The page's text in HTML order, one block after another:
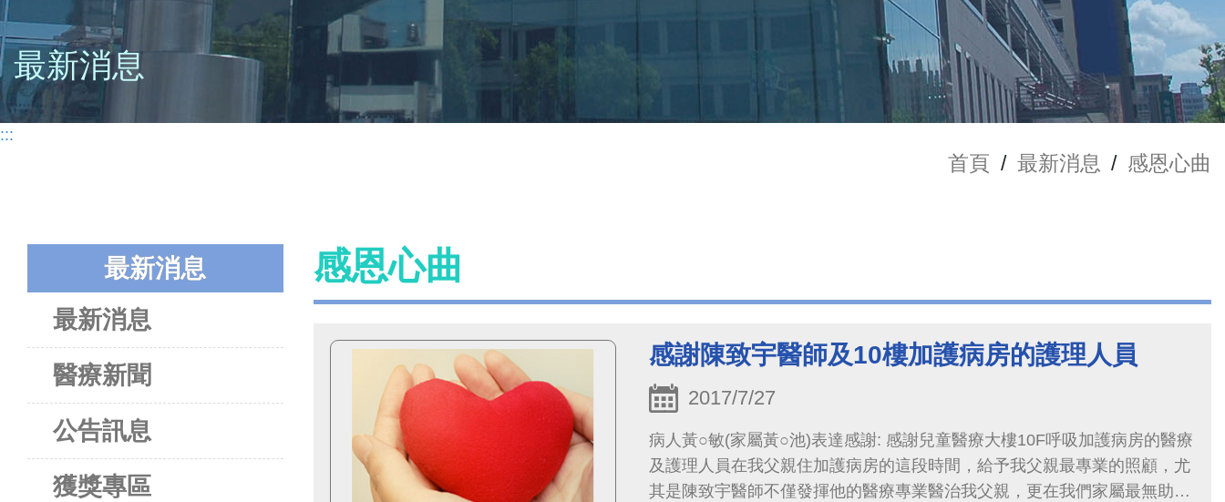
最新消息
:::
首頁 / 最新消息 / 感恩心曲
最新消息
最新消息
醫療新聞
公告訊息
獲獎專區
感恩心曲
感謝陳致宇醫師及10樓加護病房的護理人員
2017/7/27
病人黃○敏(家屬黃○池)表達感謝: 感謝兒童醫療大樓10F呼吸加護病房的醫療
及護理人員在我父親住加護病房的這段時間，給予我父親最專業的照顧，尤
其是陳致宇醫師不僅發揮他的醫療專業醫治我父親，更在我們家屬最無助的